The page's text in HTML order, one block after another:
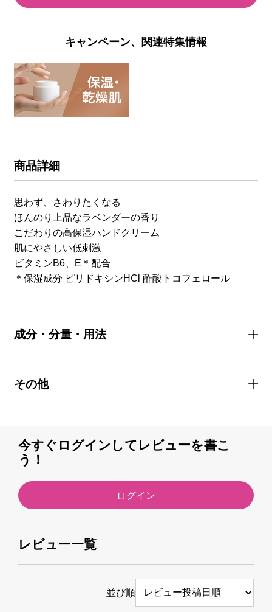
キャンペーン、関連特集情報
商品詳細
思わず、さわりたくなる
ほんのり上品なラベンダーの香り
こだわりの高保湿ハンドクリーム
肌にやさしい低刺激
ビタミンB6、E＊配合
＊保湿成分 ピリドキシンHCl 酢酸トコフェロール
成分・分量・用法
その他
今すぐログインしてレビューを書こ
う！
ログイン
レビュー一覧
並び順